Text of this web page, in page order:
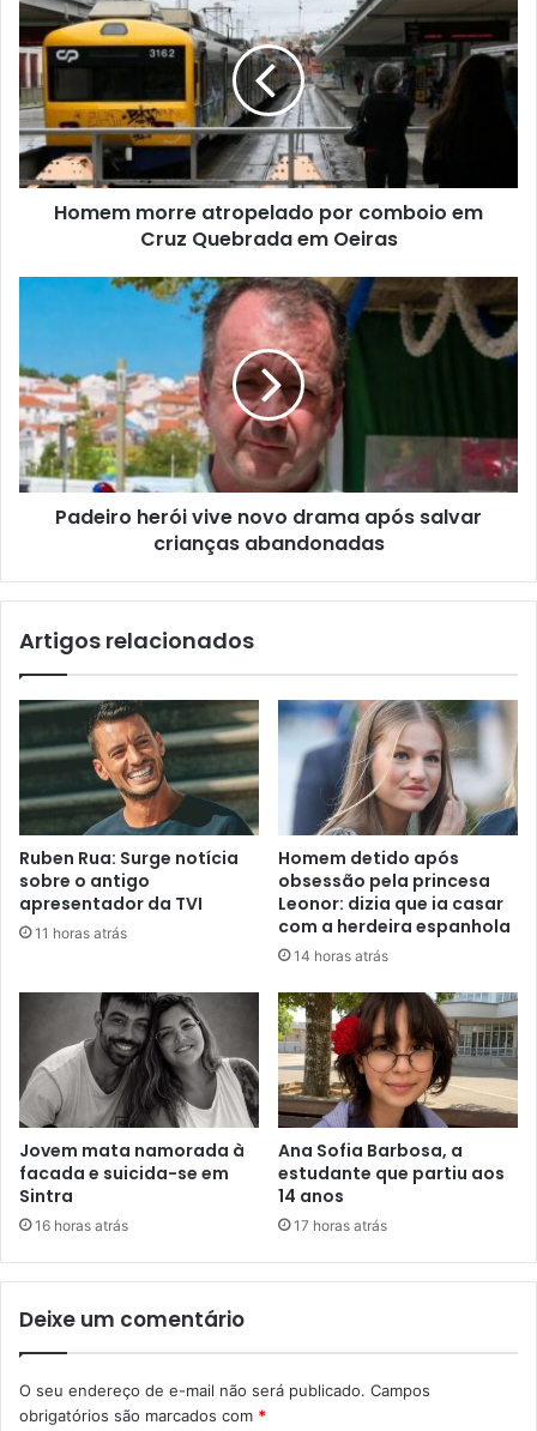
Homem morre atropelado por comboio em
Cruz Quebrada em Oeiras
Padeiro herói vive novo drama após salvar
crianças abandonadas
Artigos relacionados
Ruben Rua: Surge notícia
sobre o antigo
apresentador da TVI
11 horas atrás
Homem detido após
obsessão pela princesa
Leonor: dizia que ia casar
com a herdeira espanhola
14 horas atrás
Jovem mata namorada à
facada e suicida-se em
Sintra
16 horas atrás
Ana Sofia Barbosa, a
estudante que partiu aos
14 anos
17 horas atrás
Deixe um comentário
O seu endereço de e-mail não será publicado. Campos
obrigatórios são marcados com *